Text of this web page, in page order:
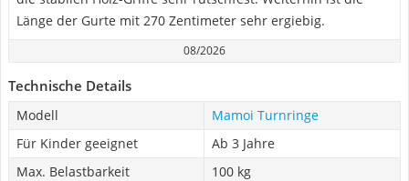
Länge der Gurte mit 270 Zentimeter sehr ergiebig.
08/2026
Technische Details
Modell
Mamoi Turnringe
Für Kinder geeignet
Ab 3 Jahre
Max. Belastbarkeit
100 kg